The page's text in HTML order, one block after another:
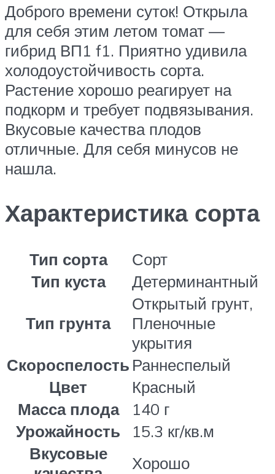
Доброго времени суток! Открыла
для себя этим летом томат —
гибрид ВП1 f1. Приятно удивила
холодоустойчивость сорта.
Растение хорошо реагирует на
подкорм и требует подвязывания.
Вкусовые качества плодов
отличные. Для себя минусов не
нашла.
Характеристика сорта
Тип сорта
Сорт
Тип куста
Детерминантный
Тип грунта
Открытый грунт,
Пленочные
укрытия
Скороспелость Раннеспелый
Цвет
Красный
Масса плода
140 г
Урожайность
15.3 кг/кв.м
Вкусовые
Хорошо